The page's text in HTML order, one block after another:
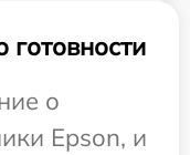
о
Epson, и